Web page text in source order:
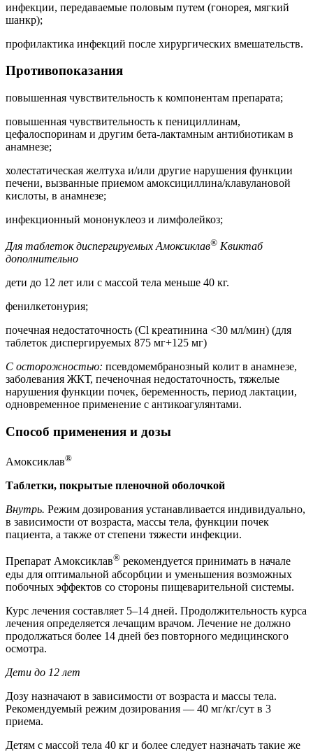
инфекции, передаваемые половым путем (гонорея, мягкий
шанкр);
профилактика инфекций после хирургических вмешательств.
Противопоказания
повышенная чувствительность к компонентам препарата;
повышенная чувствительность к пенициллинам,
цефалоспоринам и другим бета-лактамным антибиотикам в
анамнезе;
холестатическая желтуха и/или другие нарушения функции
печени, вызванные приемом амоксициллина/клавулановой
кислоты, в анамнезе;
инфекционный мононуклеоз и лимфолейкоз;
Для таблеток диспергируемых Амоксиклав® Квиктаб
дополнительно
дети до 12 лет или с массой тела меньше 40 кг.
фенилкетонурия;
почечная недостаточность (Сl креатинина <30 мл/мин) (для
таблеток диспергируемых 875 мг+125 мг)
С осторожностью: псевдомембранозный колит в анамнезе,
заболевания ЖКТ, печеночная недостаточность, тяжелые
нарушения функции почек, беременность, период лактации,
одновременное применение с антикоагулянтами.
Способ применения и дозы
Амоксиклав®
Таблетки, покрытые пленочной оболочкой
Внутрь. Режим дозирования устанавливается индивидуально,
в зависимости от возраста, массы тела, функции почек
пациента, а также от степени тяжести инфекции.
Препарат Амоксиклав® рекомендуется принимать в начале
еды для оптимальной абсорбции и уменьшения возможных
побочных эффектов со стороны пищеварительной системы.
Курс лечения составляет 5–14 дней. Продолжительность курса
лечения определяется лечащим врачом. Лечение не должно
продолжаться более 14 дней без повторного медицинского
осмотра.
Дети до 12 лет
Дозу назначают в зависимости от возраста и массы тела.
Рекомендуемый режим дозирования — 40 мг/кг/сут в 3
приема.
Детям с массой тела 40 кг и более следует назначать такие же